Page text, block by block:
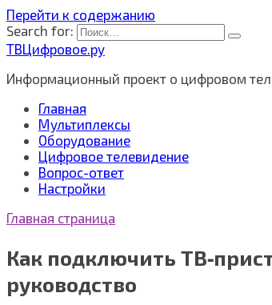
Перейти к содержанию
Search for:
ТВЦифровое.ру
Информационный проект о цифровом
Главная
Мультиплексы
Оборудование
Цифровое телевидение
Вопрос-ответ
Настройки
Главная страница
Как подключить
руководство